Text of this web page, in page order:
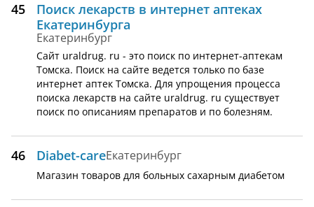
45
Поиск лекарств в интернет аптеках
Eкатеринбурга
Екатеринбург
Сайт uraldrug. ru - это поиск по интернет-аптекам
Томска. Поиск на сайте ведется только по базе
интернет аптек Томска. Для упрощения процесса
поиска лекарств на сайте uraldrug. ru существует
поиск по описаниям препаратов и по болезням.
46 Diabet-careЕкатеринбург
Магазин товаров для больных сахарным диабетом